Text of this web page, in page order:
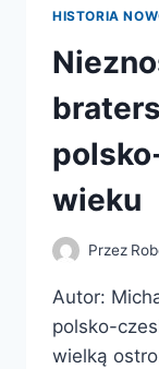
HISTORIA
wieku
Przez
Autor:
polsko-
wielką